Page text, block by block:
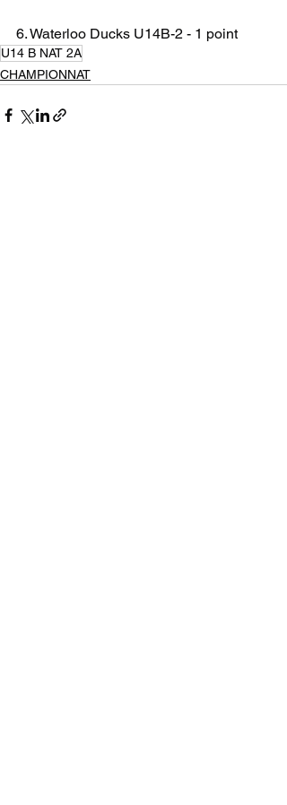
6. Waterloo Ducks U14B-2 - 1 point
U14 B NAT 2A
CHAMPIONNAT